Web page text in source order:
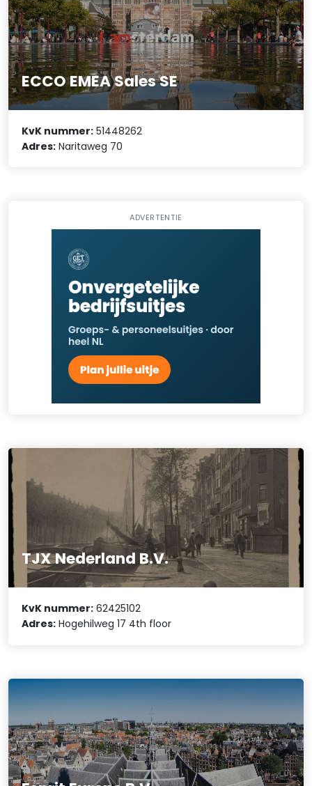
ECCO EMEA Sales SE
KvK nummer: 51448262
Adres: Naritaweg 70
ADVERTENTIE
TJX Nederland B.V.
KvK nummer: 62425102
Adres: Hogehilweg 17 4th floor